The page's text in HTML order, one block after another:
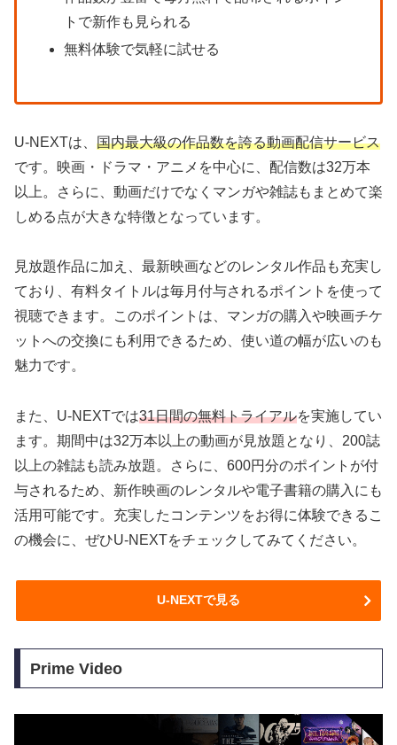
トで新作も見られる
無料体験で気軽に試せる
U-NEXTは、 国内最大級の作品数を誇る動画配信サービス
です。映画・ドラマ・アニメを中心に、配信数は32万本
以上。さらに、動画だけでなくマンガや雑誌もまとめて楽
しめる点が大きな特徴となっています。
見放題作品に加え、最新映画などのレンタル作品も充実し
ており、有料タイトルは毎月付与されるポイントを使って
視聴できます。このポイントは、マンガの購入や映画チケ
ットへの交換にも利用できるため、使い道の幅が広いのも
魅力です。
また、U-NEXTでは31日間の無料トライアルを実施してい
ます。期間中は32万本以上の動画が見放題となり、200誌
以上の雑誌も読み放題。さらに、600円分のポイントが付
与されるため、新作映画のレンタルや電子書籍の購入にも
活用可能です。充実したコンテンツをお得に体験できるこ
の機会に、ぜひU-NEXTをチェックしてみてください。
U-NEXTで見る
Prime Video